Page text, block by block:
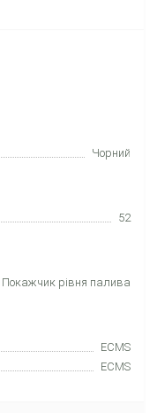
Чорний
52
Покажчик рівня палива
ECMS
ECMS